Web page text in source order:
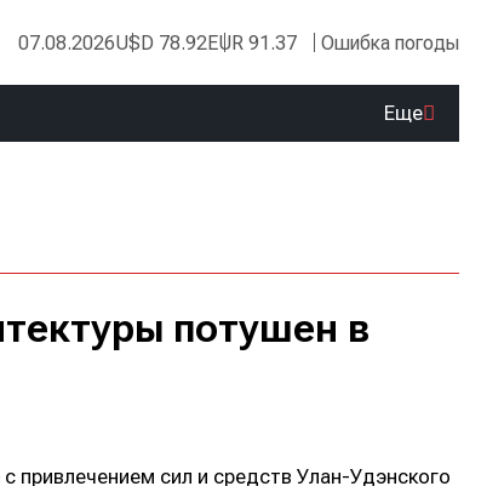
07.08.2026USD 78.92EUR 91.37 Ошибка погоды
Еще
потушен в
привлечением сил и средств Улан-Удэнского